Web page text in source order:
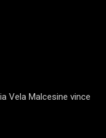
Vela Malcesine vince